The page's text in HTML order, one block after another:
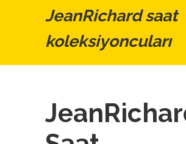
JeanRichard saat
koleksiyoncuları